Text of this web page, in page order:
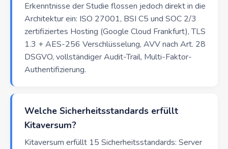
Erkenntnisse der Studie flossen jedoch direkt in die
Architektur ein: ISO 27001, BSI C5 und SOC 2/3
zertifiziertes Hosting (Google Cloud Frankfurt), TLS
1.3 + AES-256 Verschlüsselung, AVV nach Art. 28
DSGVO, vollständiger Audit-Trail, Multi-Faktor-
Authentifizierung.
Welche Sicherheitsstandards erfüllt
Kitaversum?
Kitaversum erfüllt 15 Sicherheitsstandards: Server